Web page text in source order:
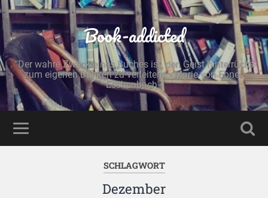
Book-addicted
"Der wahre Zweck eines Buches ist, den Geist hinterrücks
zum eigenen Denken zu verleiten." - Marie von Ebner-
Eschenbach -
SCHLAGWORT
Dezember